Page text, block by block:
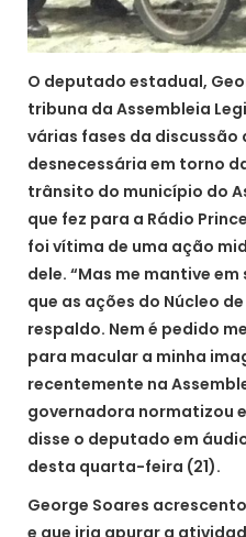
O deputado estadual,
tribuna da Assembleia
várias fases da discussão
desnecessária em torno
trânsito do município do
que fez para a Rádio
foi vítima de uma ação
dele. “Mas me mantive
que as ações do Núcleo
respaldo. Nem é pedido
para macular a minha
recentemente na
governadora normatizou
disse o deputado em
desta quarta-feira (21).
George Soares
e que iria apurar a